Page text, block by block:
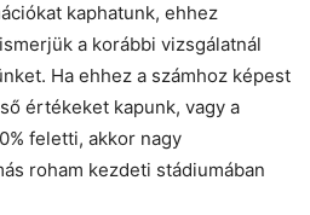
kaphatunk, ehhez
a korábbi vizsgálatnál
Ha ehhez a számhoz képest
értékeket kapunk, vagy a
feletti, akkor nagy
roham kezdeti stádiumában